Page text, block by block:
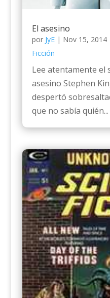
El asesino
por JyE| Nov 15, 2014
Ficción
Lee atentamente
asesino Stephen
despertó
que no sabía quién...